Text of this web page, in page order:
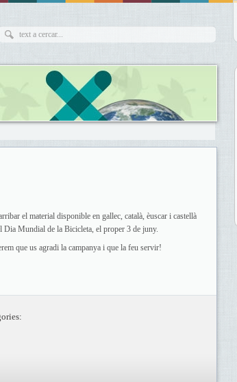
el material disponible en gallec, català, èuscar i castellà
Dia Mundial de la Bicicleta, el proper 3 de juny.
que us agradi la campanya i que la feu servir!